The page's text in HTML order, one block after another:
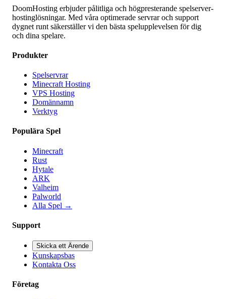
DoomHosting erbjuder pålitliga och högpresterande spelserver-
hostinglösningar. Med våra optimerade servrar och support
dygnet runt säkerställer vi den bästa spelupplevelsen för dig
och dina spelare.
Produkter
Spelservrar
Minecraft Hosting
VPS Hosting
Domännamn
Verktyg
Populära Spel
Minecraft
Rust
Hytale
ARK
Valheim
Palworld
Alla Spel →
Support
Skicka ett Ärende
Kunskapsbas
Kontakta Oss
Företag